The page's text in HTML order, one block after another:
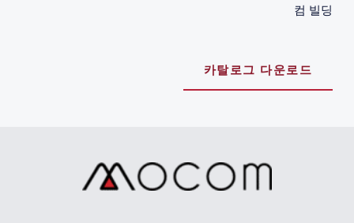
컴 빌딩
카탈로그 다운로드